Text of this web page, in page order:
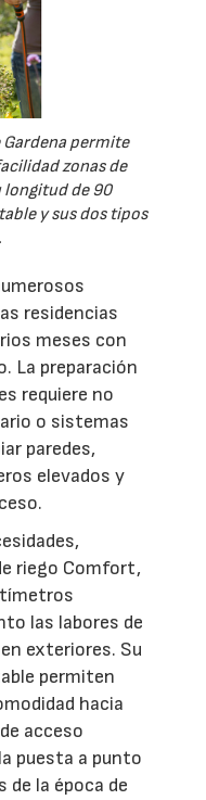
permite
zonas de
longitud de 90
y sus dos tipos
residencias
meses con
La preparación
requiere no
o sistemas
paredes,
elevados y
riego Comfort,
las labores de
exteriores. Su
permiten
hacia
acceso
puesta a punto
de la época de